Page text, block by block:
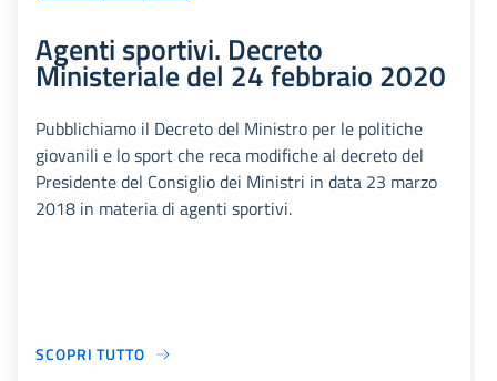
Agenti sportivi. Decreto
Ministeriale del 24 febbraio 2020
Pubblichiamo il Decreto del Ministro per le politiche
giovanili e lo sport che reca modifiche al decreto del
Presidente del Consiglio dei Ministri in data 23 marzo
2018 in materia di agenti sportivi.
SCOPRI TUTTO